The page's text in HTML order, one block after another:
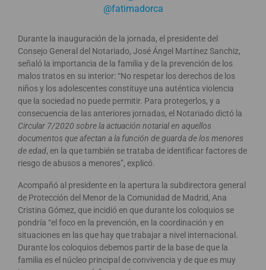
@fatimadorca
Durante la inauguración de la jornada, el presidente del
Consejo General del Notariado, José Ángel Martínez Sanchiz,
señaló la importancia de la familia y de la prevención de los
malos tratos en su interior: “No respetar los derechos de los
niños y los adolescentes constituye una auténtica violencia
que la sociedad no puede permitir. Para protegerlos, y a
consecuencia de las anteriores jornadas, el Notariado dictó la
Circular 7/2020 sobre la actuación notarial en aquellos
documentos que afectan a la función de guarda de los menores
de edad, en la que también se trataba de identificar factores de
riesgo de abusos a menores”, explicó.
Acompañó al presidente en la apertura la subdirectora general
de Protección del Menor de la Comunidad de Madrid, Ana
Cristina Gómez, que incidió en que durante los coloquios se
pondría “el foco en la prevención, en la coordinación y en
situaciones en las que hay que trabajar a nivel internacional.
Durante los coloquios debemos partir de la base de que la
familia es el núcleo principal de convivencia y de que es muy